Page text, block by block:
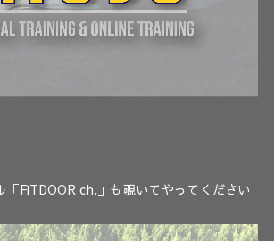
FiTDOOR ch.」も覗いてやってください